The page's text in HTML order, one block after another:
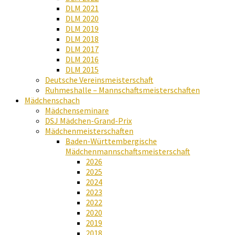
DLM 2021
DLM 2020
DLM 2019
DLM 2018
DLM 2017
DLM 2016
DLM 2015
Deutsche Vereinsmeisterschaft
Ruhmeshalle – Mannschaftsmeisterschaften
Mädchenschach
Mädchenseminare
DSJ Mädchen-Grand-Prix
Mädchenmeisterschaften
Baden-Württembergische
Mädchenmannschaftsmeisterschaft
2026
2025
2024
2023
2022
2020
2019
2018